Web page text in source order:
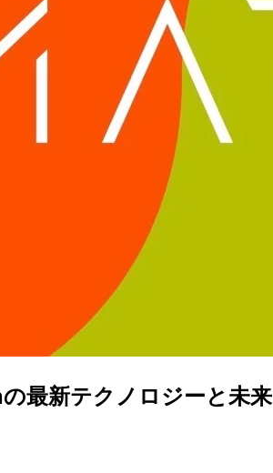
最新テクノロジーと未来